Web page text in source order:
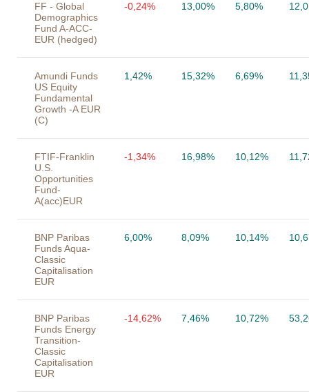
FF - Global
Demographics
Fund A-ACC-
EUR (hedged)
-0,24% 13,00% 5,80%
Amundi Funds
US Equity
Fundamental
Growth -A EUR
(C)
1,42% 15,32% 6,69%
FTIF-Franklin
U.S.
Opportunities
Fund-
A(acc)EUR
-1,34% 16,98% 10,12%
BNP Paribas
Funds Aqua-
Classic
Capitalisation
EUR
6,00% 8,09% 10,14%
BNP Paribas
Funds Energy
Transition-
Classic
Capitalisation
EUR
-14,62% 7,46% 10,72%